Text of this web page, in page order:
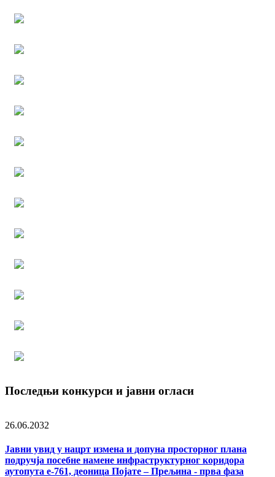
Последњи конкурси и јавни огласи
26.06.2032
Јавни увид у нацрт измена и допуна просторног плана
подручја посебне намене инфраструктурног коридора
аутопута е-761, деоница Појате – Прељина - прва фаза